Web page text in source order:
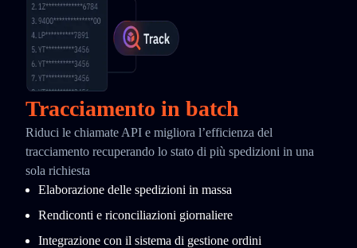
Tracciamento in batch
Riduci le chiamate API e migliora l’efficienza del
tracciamento recuperando lo stato di più spedizioni in una
sola richiesta
Elaborazione delle spedizioni in massa
Rendiconti e riconciliazioni giornaliere
Integrazione con il sistema di gestione ordini